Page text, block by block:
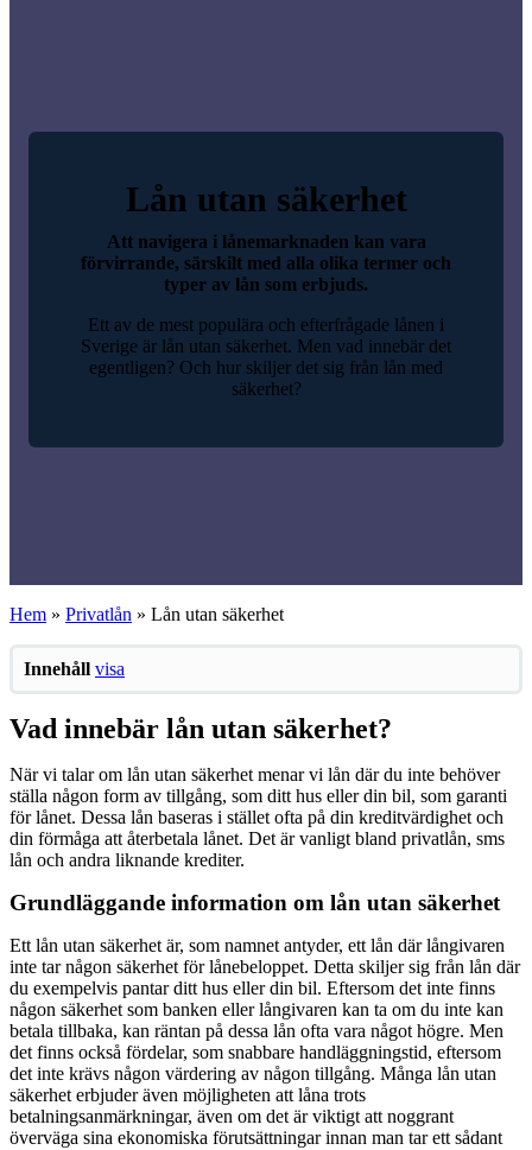
Lån utan säkerhet
Att navigera i lånemarknaden kan vara
förvirrande, särskilt med alla olika termer och
typer av lån som erbjuds.
Ett av de mest populära och efterfrågade lånen i
Sverige är lån utan säkerhet. Men vad innebär det
egentligen? Och hur skiljer det sig från lån med
säkerhet?
Hem » Privatlån » Lån utan säkerhet
Innehåll visa
Vad innebär lån utan säkerhet?
När vi talar om lån utan säkerhet menar vi lån där du inte behöver
ställa någon form av tillgång, som ditt hus eller din bil, som garanti
för lånet. Dessa lån baseras i stället ofta på din kreditvärdighet och
din förmåga att återbetala lånet. Det är vanligt bland privatlån, sms
lån och andra liknande krediter.
Grundläggande information om lån utan säkerhet
Ett lån utan säkerhet är, som namnet antyder, ett lån där långivaren
inte tar någon säkerhet för lånebeloppet. Detta skiljer sig från lån där
du exempelvis pantar ditt hus eller din bil. Eftersom det inte finns
någon säkerhet som banken eller långivaren kan ta om du inte kan
betala tillbaka, kan räntan på dessa lån ofta vara något högre. Men
det finns också fördelar, som snabbare handläggningstid, eftersom
det inte krävs någon värdering av någon tillgång. Många lån utan
säkerhet erbjuder även möjligheten att låna trots
betalningsanmärkningar, även om det är viktigt att noggrant
överväga sina ekonomiska förutsättningar innan man tar ett sådant